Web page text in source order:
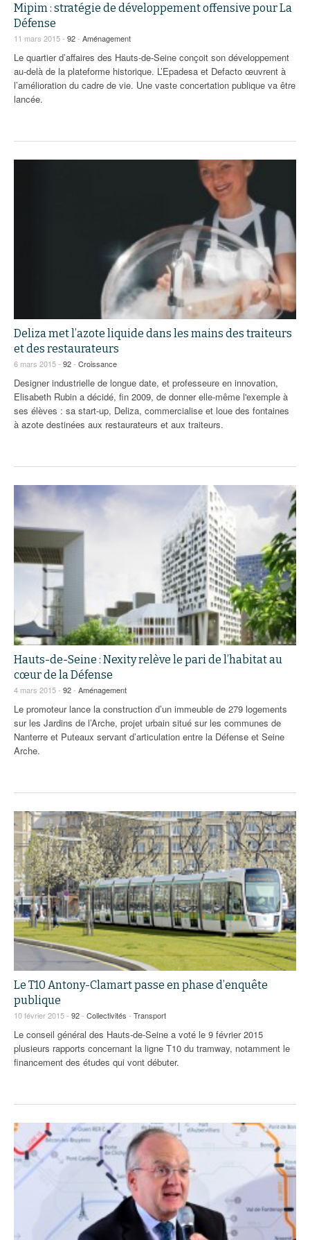
Mipim : stratégie de développement offensive pour La
Défense
11 mars 2015 - 92- Aménagement
Le quartier d’affaires des Hauts-de-Seine conçoit son développement
au-delà de la plateforme historique. L’Epadesa et Defacto œuvrent à
l’amélioration du cadre de vie. Une vaste concertation publique va être
lancée.
Deliza met l’azote liquide dans les mains des traiteurs
et des restaurateurs
6 mars 2015 - 92- Croissance
Designer industrielle de longue date, et professeure en innovation,
Elisabeth Rubin a décidé, fin 2009, de donner elle-même l'exemple à
ses élèves : sa start-up, Deliza, commercialise et loue des fontaines
à azote destinées aux restaurateurs et aux traiteurs.
Hauts-de-Seine : Nexity relève le pari de l’habitat au
cœur de la Défense
4 mars 2015 - 92- Aménagement
Le promoteur lance la construction d’un immeuble de 279 logements
sur les Jardins de l’Arche, projet urbain situé sur les communes de
Nanterre et Puteaux servant d’articulation entre la Défense et Seine
Arche.
Le T10 Antony-Clamart passe en phase d’enquête
publique
10 février 2015 - 92- Collectivités - Transport
Le conseil général des Hauts-de-Seine a voté le 9 février 2015
plusieurs rapports concernant la ligne T10 du tramway, notamment le
financement des études qui vont débuter.